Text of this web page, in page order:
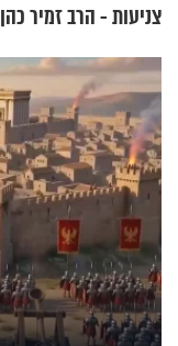
צניעות - הרב זמיר כהן